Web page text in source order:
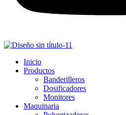
Inicio
Productos
Banderilleros
Dosificadores
Monitores
Maquinaria